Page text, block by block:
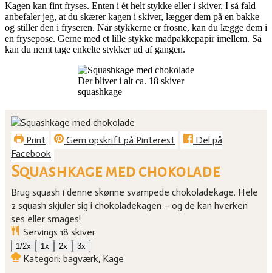
Kagen kan fint fryses. Enten i ét helt stykke eller i skiver. I så fald
anbefaler jeg, at du skærer kagen i skiver, lægger dem på en bakke
og stiller den i fryseren. Når stykkerne er frosne, kan du lægge dem i
en frysepose. Gerne med et lille stykke madpakkepapir imellem. Så
kan du nemt tage enkelte stykker ud af gangen.
Der bliver i alt ca. 18 skiver
squashkage
Print Gem opskrift på Pinterest
Del på
Facebook
Squashkage med chokolade
Brug squash i denne skønne svampede chokoladekage. Hele
2 squash skjuler sig i chokoladekagen – og de kan hverken
ses eller smages!
Servings 18 skiver
1/2x 1x 2x 3x
Kategori: bagværk, Kage